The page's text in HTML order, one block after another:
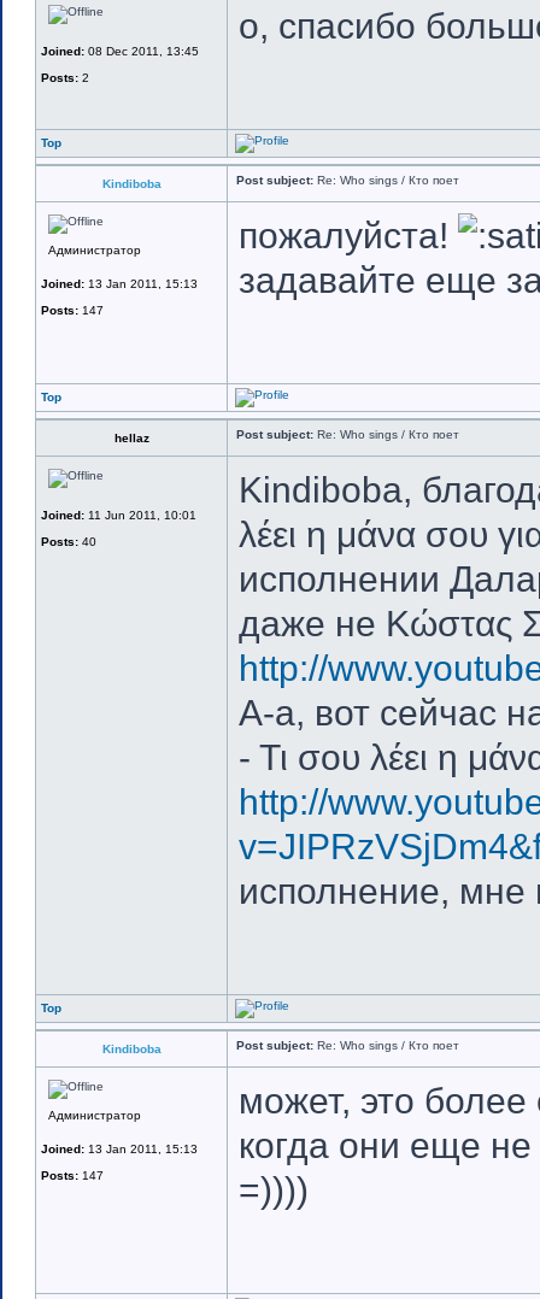
Joined: 08 Dec 2011, 13:45
Posts: 2
о, спасибо
Top
Kindiboba Post subject: Re: Who sings / Кто поет
Администратор
Joined: 13 Jan 2011, 15:13
Posts: 147
пожалуйста!
задавайте еще
Top
hellaz Post subject: Re: Who sings / Кто поет
Joined: 11 Jun 2011, 10:01
Posts: 40
Kindiboba,
λέει η μάνα σου
исполнении
даже не Κώστας
http://
А-а, вот сейчас
- Τι σου λέει η
http://
исполнение, мне
Top
Kindiboba Post subject: Re: Who sings / Кто поет
Администратор
Joined: 13 Jan 2011, 15:13
Posts: 147
может, это
когда они еще
=))))